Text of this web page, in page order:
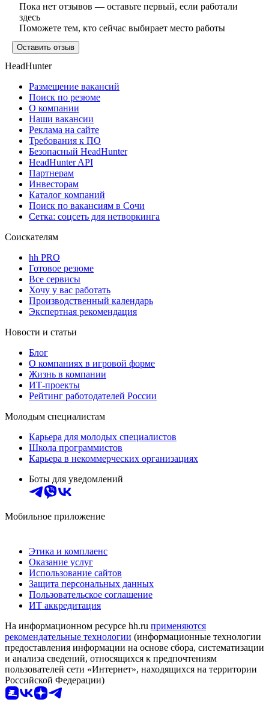
Пока нет отзывов — оставьте первый, если работали
здесь
Поможете тем, кто сейчас выбирает место работы
Оставить отзыв
HeadHunter
Размещение вакансий
Поиск по резюме
О компании
Наши вакансии
Реклама на сайте
Требования к ПО
Безопасный HeadHunter
HeadHunter API
Партнерам
Инвесторам
Каталог компаний
Поиск по вакансиям в Сочи
Сетка: соцсеть для нетворкинга
Соискателям
hh PRO
Готовое резюме
Все сервисы
Хочу у вас работать
Производственный календарь
Экспертная рекомендация
Новости и статьи
Блог
О компаниях в игровой форме
Жизнь в компании
ИТ-проекты
Рейтинг работодателей России
Молодым специалистам
Карьера для молодых специалистов
Школа программистов
Карьера в некоммерческих организациях
Боты для уведомлений
Мобильное приложение
Этика и комплаенс
Оказание услуг
Использование сайтов
Защита персональных данных
Пользовательское соглашение
ИТ аккредитация
На информационном ресурсе hh.ru применяются
рекомендательные технологии (информационные технологии
предоставления информации на основе сбора, систематизации
и анализа сведений, относящихся к предпочтениям
пользователей сети «Интернет», находящихся на территории
Российской Федерации)